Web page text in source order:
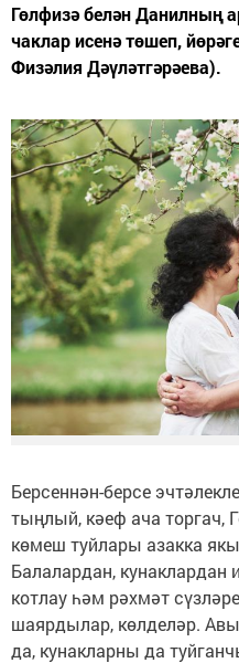
Гөлфизә белән Данилның
чаклар исенә төшеп,
Физәлия Дәүләтгәрәева).
Берсеннән-берсе
тыңлый, кәеф ача торгач,
көмеш туйлары азакка
Балалардан,
котлау һәм рәхмәт
шаярдылар, көлделәр.
да, кунакларны да